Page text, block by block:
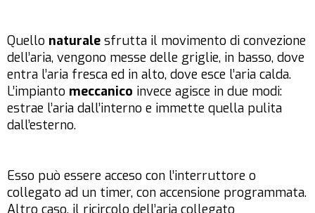
Quello naturale sfrutta il movimento di convezione
dell’aria, vengono messe delle griglie, in basso, dove
entra l’aria fresca ed in alto, dove esce l’aria calda.
L’impianto meccanico invece agisce in due modi:
estrae l’aria dall’interno e immette quella pulita
dall’esterno.
Esso può essere acceso con l’interruttore o
collegato ad un timer, con accensione programmata.
Altro caso, il ricircolo dell’aria collegato